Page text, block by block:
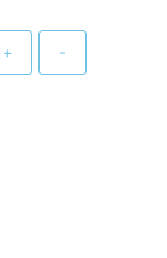
+ -